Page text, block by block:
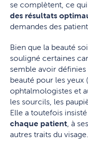
se complètent, ce qui
des résultats
demandes des
Bien que la beauté
souligné certaines
semble avoir
beauté pour les yeux
ophtalmologistes et
les sourcils, les
Elle a toutefois
chaque patient , à
autres traits du visage.